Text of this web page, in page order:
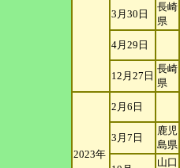
3月30日
長崎
県
4月29日
12月27日
長崎
県
2023年
2月6日
3月7日
鹿児
島県
山口